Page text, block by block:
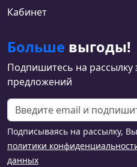
Кабинет
Больше выгоды!
Подпишитесь на рассылку
предложений
Подписываясь на рассылку,
политики
данных